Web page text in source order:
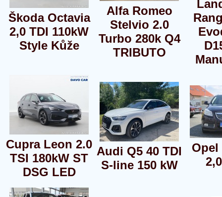
Škoda Octavia
2,0 TDI 110kW
Style Kůže
Alfa Romeo
Stelvio 2.0
Turbo 280k Q4
TRIBUTO
Cupra Leon 2.0
TSI 180kW ST
DSG LED
Audi Q5 40 TDI
S-line 150 kW